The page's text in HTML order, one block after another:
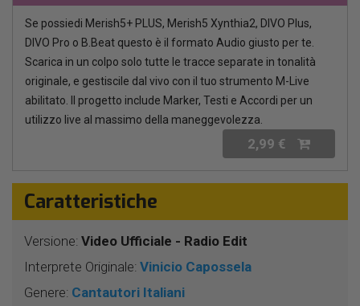
Se possiedi Merish5+ PLUS, Merish5 Xynthia2, DIVO Plus,
DIVO Pro o B.Beat questo è il formato Audio giusto per te.
Scarica in un colpo solo tutte le tracce separate in tonalità
originale, e gestiscile dal vivo con il tuo strumento M-Live
abilitato. Il progetto include Marker, Testi e Accordi per un
utilizzo live al massimo della maneggevolezza.
2,99 €
Caratteristiche
Versione: Video Ufficiale - Radio Edit
Interprete Originale: Vinicio Capossela
Genere: Cantautori Italiani